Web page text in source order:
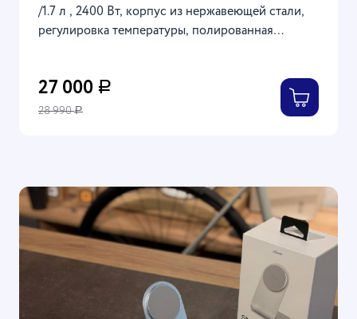
/1.7 л , 2400 Вт, корпус из нержавеющей стали,
регулировка температуры, полированная
27 000 Р
28 990Р